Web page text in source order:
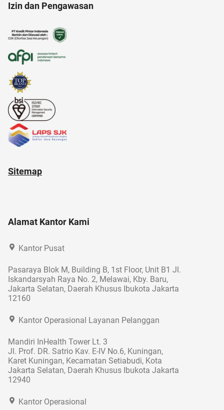
android
Izin dan Pengawasan
Sitemap
Alamat Kantor Kami
Kantor Pusat
Pasaraya Blok M, Building B, 1st Floor, Unit B1 Jl.
Iskandarsyah Raya No. 2, Melawai, Kby. Baru,
Jakarta Selatan, Daerah Khusus Ibukota Jakarta
12160
Kantor Operasional Layanan Pelanggan
Mandiri InHealth Tower Lt. 3
Jl. Prof. DR. Satrio Kav. E-IV No.6, Kuningan,
Karet Kuningan, Kecamatan Setiabudi, Kota
Jakarta Selatan, Daerah Khusus Ibukota Jakarta
12940
Kantor Operasional